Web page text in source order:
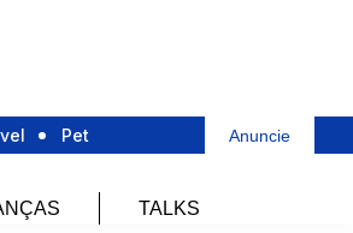
Pet Anuncie
TALKS